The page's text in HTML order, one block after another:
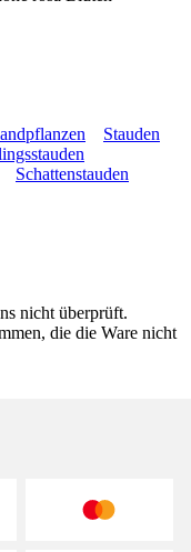
Stauden
Schattenstauden
nicht überprüft.
die die Ware nicht